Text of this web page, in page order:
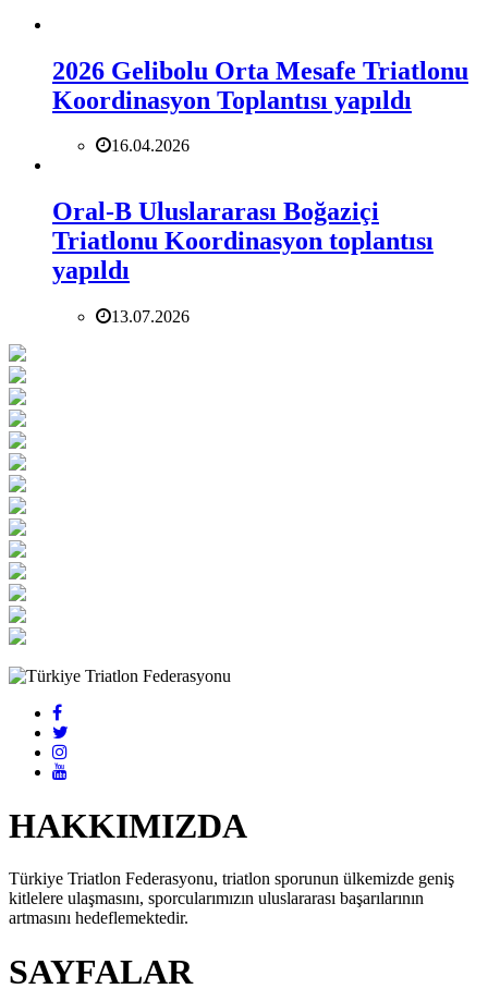
2026 Gelibolu Orta Mesafe Triatlonu
Koordinasyon Toplantısı yapıldı
16.04.2026
Oral-B Uluslararası Boğaziçi
Triatlonu Koordinasyon toplantısı
yapıldı
13.07.2026
HAKKIMIZDA
Türkiye Triatlon Federasyonu, triatlon sporunun ülkemizde geniş
kitlelere ulaşmasını, sporcularımızın uluslararası başarılarının
artmasını hedeflemektedir.
SAYFALAR